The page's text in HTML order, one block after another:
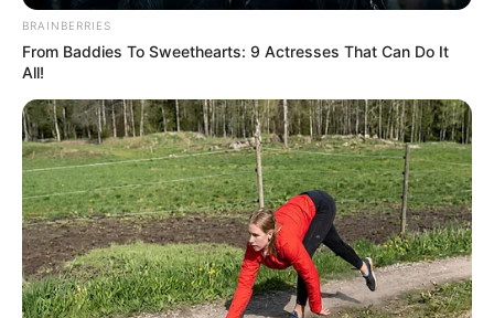
receber o dinheiro no mesmo ano, o trabalhador deverá optar pelo
saque-aniversário até o último dia do mês de nascimento. Caso
contrário, só receberá a partir do ano seguinte.
BRAINBERRIES
From Baddies To Sweethearts: 9 Actresses That Can Do It
All!